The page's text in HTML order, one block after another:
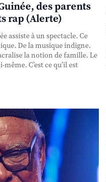
des parents
rap (Alerte)
assiste à un spectacle. Ce
De la musique indigne.
la notion de famille. Le
même. C’est ce qu’il est